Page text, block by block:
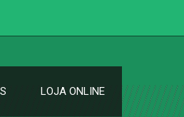
LOJA ONLINE